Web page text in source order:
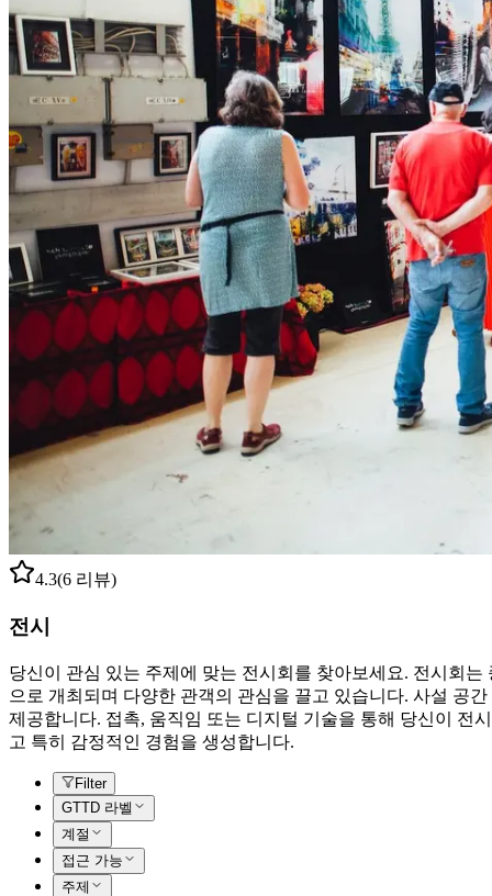
4.3(6 리뷰)
전시
당신이 관심 있는 주제에 맞는 전시회를 찾아보세요. 전시회
으로 개최되며 다양한 관객의 관심을 끌고 있습니다. 사설 공
제공합니다. 접촉, 움직임 또는 디지털 기술을 통해 당신이 전
고 특히 감정적인 경험을 생성합니다.
Filter
GTTD 라벨
계절
접근 가능
주제